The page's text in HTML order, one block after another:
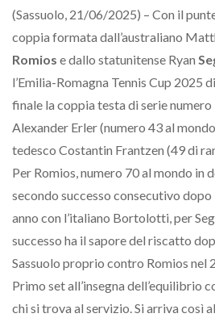
(Sassuolo, 21/06/2025) – Con il
coppia formata dall’australiano
Romios e dallo statunitense Ryan
l’Emilia-Romagna Tennis Cup 2025
finale la coppia testa di serie
Alexander Erler (numero 43 al
tedesco Costantin Frantzen (49 di
Per Romios, numero 70 al mondo in
secondo successo consecutivo
anno con l’italiano Bortolotti, per
successo ha il sapore del riscatto
Sassuolo proprio contro Romios nel
Primo set all’insegna dell’equilibrio
chi si trova al servizio. Si arriva così